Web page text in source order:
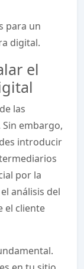
para un
digital.
el
las
embargo,
introducir
por la
análisis del
el cliente